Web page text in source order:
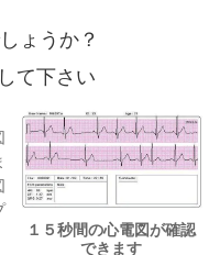
ょうか？
て下さい
１５秒間の心電図が確認
できます